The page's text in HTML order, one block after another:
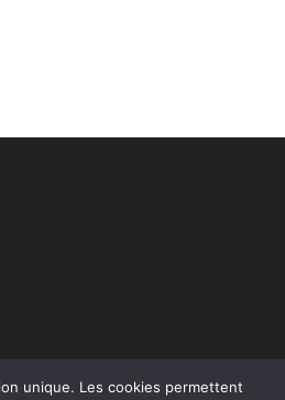
unique. Les cookies permettent